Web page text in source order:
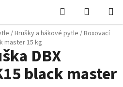
Hledat
KOŠÍK
/Hrušky a hákové pytle/Boxovací
master 15 kg
DBX
black master